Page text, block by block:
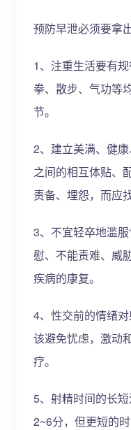
预防早泄必须要拿
1、注重生活要有
拳、散步、气功等
节。
2、建立美满、健
之间的相互体贴、
责备、埋怨，而应
3、不宜轻卒地滥
慰、不能责难、威
疾病的康复。
4、性交前的情绪
该避免忧虑，激动
疗。
5、射精时间的长
2~6分，但更短的